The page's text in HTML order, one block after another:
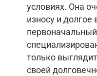
условиях. Она
износу и долгое
только
своей